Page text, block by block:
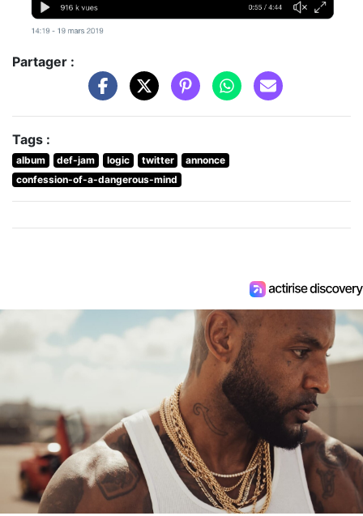
Partager :
Tags :
album def-jam logic twitter
annonce
confession-of-a-dangerous-mind